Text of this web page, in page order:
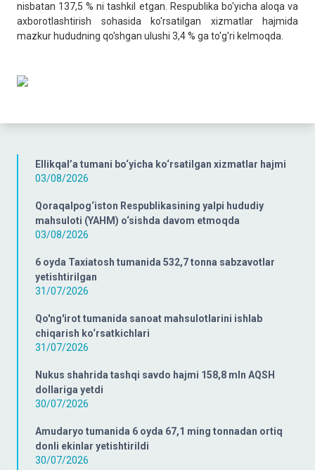
Ellikqal’a tumani bo‘yicha ko‘rsatilgan xizmatlar hajmi
03/08/2026
Qoraqalpog‘iston Respublikasining yalpi hududiy
mahsuloti (YAHM) o‘sishda davom etmoqda
03/08/2026
6 oyda Taxiatosh tumanida 532,7 tonna sabzavotlar
yetishtirilgan
31/07/2026
Qo'ng'irot tumanida sanoat mahsulotlarini ishlab
chiqarish ko‘rsatkichlari
31/07/2026
Nukus shahrida tashqi savdo hajmi 158,8 mln AQSH
dollariga yetdi
30/07/2026
Amudaryo tumanida 6 oyda 67,1 ming tonnadan ortiq
donli ekinlar yetishtirildi
30/07/2026
nisbatan 137,5 % ni tashkil etgan. Respublika bo'yicha aloqa va
axborotlashtirish sohasida ko'rsatilgan xizmatlar hajmida
mazkur hududning qo'shgan ulushi 3,4 % ga to'g'ri kelmoqda.